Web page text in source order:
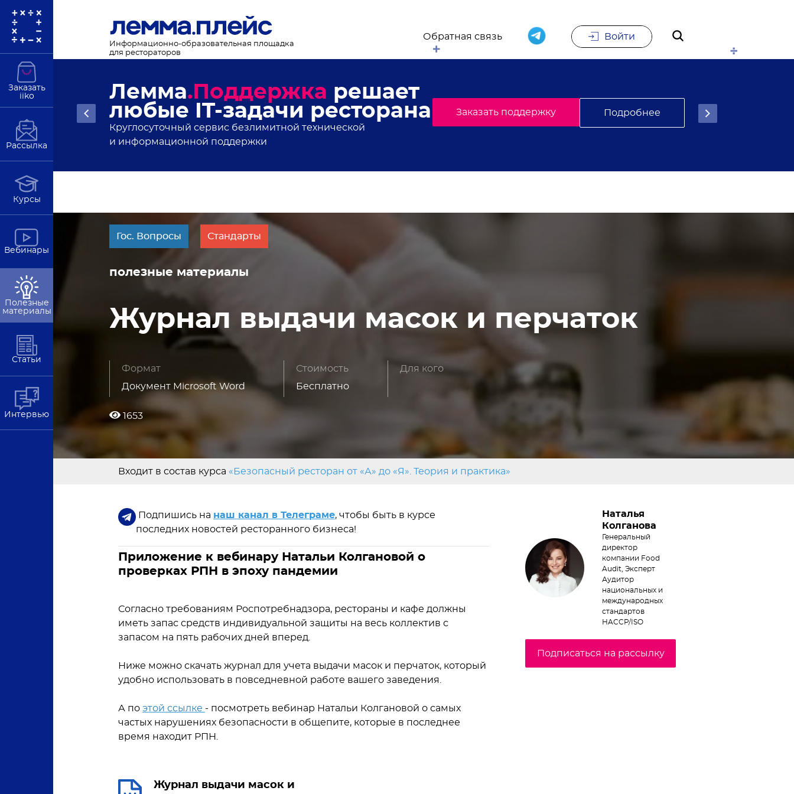
Заказать
iiko
Рассылка
Курсы
Вебинары
Полезные
материалы
Статьи
Интервью
Информационно-образовательная площадка
для рестораторов
Обратная связь Войти
Подробнее
Новости ресторанного мира, свежие
статьи и анонсы мероприятий
В полезной рассылке от Лемма.Плейс. Подпишись!
Гос. Вопросы Стандарты
полезные материалы
Журнал выдачи масок и перчаток
Формат
Документ Microsoft Word
Стоимость
Бесплатно
Для кого
1653
Входит в состав курса «Безопасный ресторан от «А» до «Я». Теория и практика»
Подпишись на наш канал в Телеграме, чтобы быть в курсе
последних новостей ресторанного бизнеса!
Приложение к вебинару Натальи Колгановой о
проверках РПН в эпоху пандемии
Согласно требованиям Роспотребнадзора, рестораны и кафе должны
иметь запас средств индивидуальной защиты на весь коллектив с
запасом на пять рабочих дней вперед.
Ниже можно скачать журнал для учета выдачи масок и перчаток, который
удобно использовать в повседневной работе вашего заведения.
А по этой ссылке - посмотреть вебинар Натальи Колгановой о самых
частых нарушениях безопасности в общепите, которые в последнее
время находит РПН.
Журнал выдачи масок и
Наталья
Колганова
Генеральный
директор
компании Food
Audit, Эксперт
Аудитор
национальных и
международных
стандартов
HACCP/ISO
Подписаться на рассылку